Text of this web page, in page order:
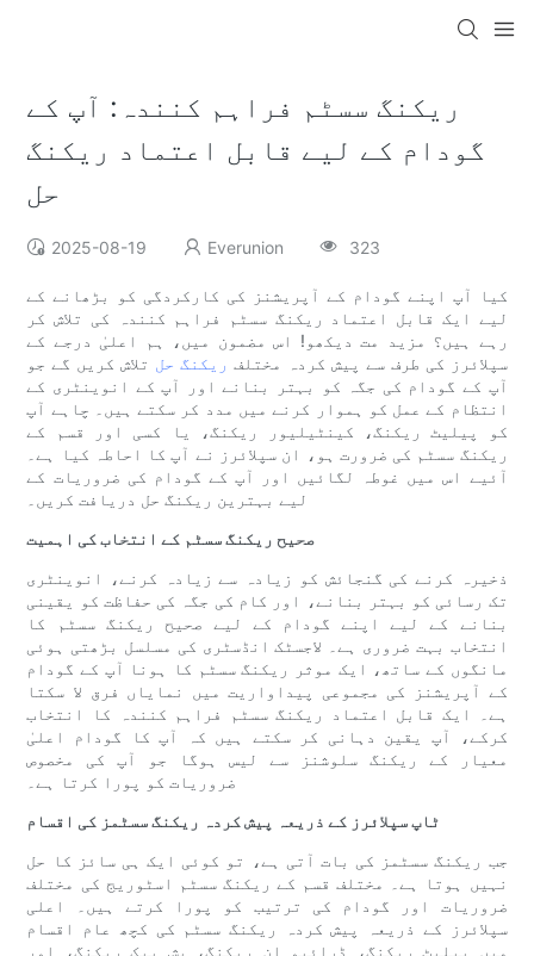
ریکنگ سسٹم فراہم کنندہ: آپ کے
گودام کے لیے قابل اعتماد ریکنگ
حل
2025-08-19 Everunion 323
کیا آپ اپنے گودام کے آپریشنز کی کارکردگی کو بڑھانے کے
لیے ایک قابل اعتماد ریکنگ سسٹم فراہم کنندہ کی تلاش کر
رہے ہیں؟ مزید مت دیکھو! اس مضمون میں، ہم اعلیٰ درجے کے
سپلائرز کی طرف سے پیش کردہ مختلف ریکنگ حل تلاش کریں گے جو
آپ کے گودام کی جگہ کو بہتر بنانے اور آپ کے انوینٹری کے
انتظام کے عمل کو ہموار کرنے میں مدد کر سکتے ہیں۔ چاہے آپ
کو پیلیٹ ریکنگ، کینٹیلیور ریکنگ، یا کسی اور قسم کے
ریکنگ سسٹم کی ضرورت ہو، ان سپلائرز نے آپ کا احاطہ کیا ہے۔
آئیے اس میں غوطہ لگائیں اور آپ کے گودام کی ضروریات کے
لیے بہترین ریکنگ حل دریافت کریں۔
صحیح ریکنگ سسٹم کے انتخاب کی اہمیت
ذخیرہ کرنے کی گنجائش کو زیادہ سے زیادہ کرنے، انوینٹری
تک رسائی کو بہتر بنانے، اور کام کی جگہ کی حفاظت کو یقینی
بنانے کے لیے اپنے گودام کے لیے صحیح ریکنگ سسٹم کا
انتخاب بہت ضروری ہے۔ لاجسٹک انڈسٹری کی مسلسل بڑھتی ہوئی
مانگوں کے ساتھ، ایک موثر ریکنگ سسٹم کا ہونا آپ کے گودام
کے آپریشنز کی مجموعی پیداواریت میں نمایاں فرق لا سکتا
ہے۔ ایک قابل اعتماد ریکنگ سسٹم فراہم کنندہ کا انتخاب
کرکے، آپ یقین دہانی کر سکتے ہیں کہ آپ کا گودام اعلیٰ
معیار کے ریکنگ سلوشنز سے لیس ہوگا جو آپ کی مخصوص
ضروریات کو پورا کرتا ہے۔
ٹاپ سپلائرز کے ذریعہ پیش کردہ ریکنگ سسٹمز کی اقسام
جب ریکنگ سسٹمز کی بات آتی ہے، تو کوئی ایک ہی سائز کا حل
نہیں ہوتا ہے۔ مختلف قسم کے ریکنگ سسٹم اسٹوریج کی مختلف
ضروریات اور گودام کی ترتیب کو پورا کرتے ہیں۔ اعلی
سپلائرز کے ذریعہ پیش کردہ ریکنگ سسٹم کی کچھ عام اقسام
میں پیلیٹ ریکنگ، ڈرائیو ان ریکنگ، پش بیک ریکنگ، اور